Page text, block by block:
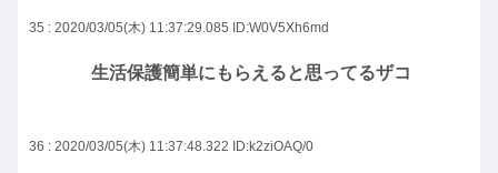
35 : 2020/03/05(木) 11:37:29.085 ID:W0V5Xh6md
生活保護簡単にもらえると思ってるザコ
36 : 2020/03/05(木) 11:37:48.322 ID:k2ziOAQ/0